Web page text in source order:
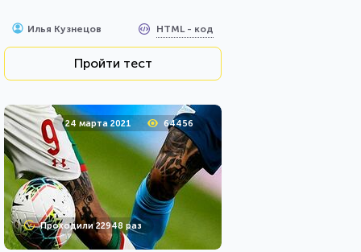
Илья Кузнецов HTML - код
Пройти тест
24 марта 2021 64456
Проходили 22948 раз